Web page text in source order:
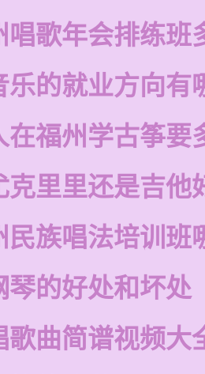
唱歌年会排练班
乐的就业方向有
在福州学古筝要
克里里还是吉他
民族唱法培训班
琴的好处和坏处
歌曲简谱视频大